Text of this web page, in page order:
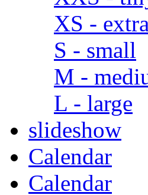
XS -
S - small
M -
L - large
slideshow
Calendar
Calendar